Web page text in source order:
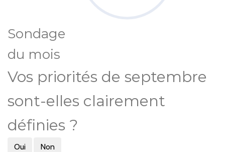
Sondage
du mois
Vos priorités de septembre
sont-elles clairement
définies ?
Oui Non